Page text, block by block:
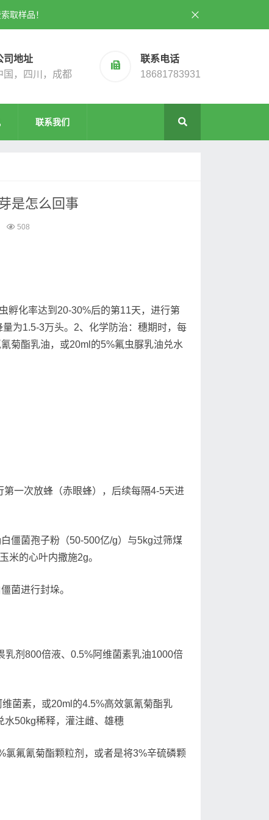
取样品！
司地址
国，四川，成都
联系电话
18681783931
联系我们
是怎么回事
508
化率达到20-30%后的第11天，进行第
为1.5-3万头。2、化学防治：穗期时，每
菊酯乳油，或20ml的5%氟虫脲乳油兑水
一次放蜂（赤眼蜂），后续每隔4-5天进
菌孢子粉（50-500亿/g）与5kg过筛煤
米的心叶内撒施2g。
菌进行封垛。
剂800倍液、0.5%阿维菌素乳油1000倍
菌素，或20ml的4.5%高效氯氰菊酯乳
水50kg稀释，灌注雌、雄穗
氟氰菊酯颗粒剂，或者是将3%辛硫磷颗